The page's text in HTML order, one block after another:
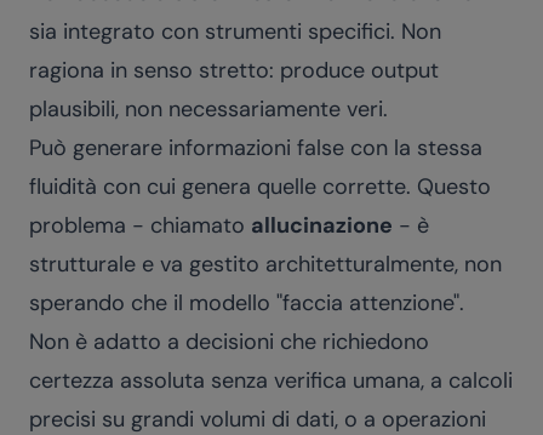
sia integrato con strumenti specifici. Non
ragiona in senso stretto: produce output
plausibili, non necessariamente veri.
Può generare informazioni false con la stessa
fluidità con cui genera quelle corrette. Questo
problema - chiamato allucinazione - è
strutturale e va gestito architetturalmente, non
sperando che il modello "faccia attenzione".
Non è adatto a decisioni che richiedono
certezza assoluta senza verifica umana, a calcoli
precisi su grandi volumi di dati, o a operazioni